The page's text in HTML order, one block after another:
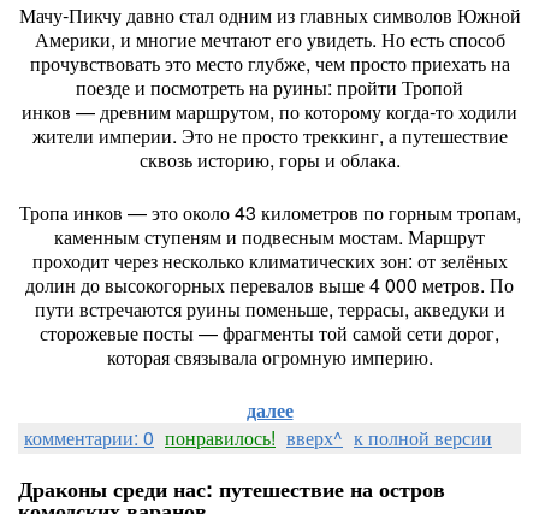
Мачу‑Пикчудавносталоднимизглавныхсимволов Южной
Америки, и многиемечтаютегоувидеть. Ноестьспособ
прочувствоватьэтоместоглубже, чемпростоприехатьна
поездеи посмотретьнаруины: пройти Тропой
инков — древниммаршрутом, покоторомукогда‑тоходили
жители империи. Этонепростотреккинг, апутешествие
сквозьисторию, горыи облака.
Тропаинков — этооколо43 километров погорнымтропам,
каменнымступенями подвесныммостам. Маршрут
проходитчерезнесколькоклиматическихзон: отзелёных
долин довысокогорныхперевалов выше4000 метров. По
пути встречаютсяруиныпоменьше, террасы, акведуки и
сторожевыепосты— фрагментытой самой сети дорог,
котораясвязывалаогромнуюимперию.
далее
комментарии: 0 понравилось! вверх^ к полной версии
Драконы среди нас: путешествие на остров